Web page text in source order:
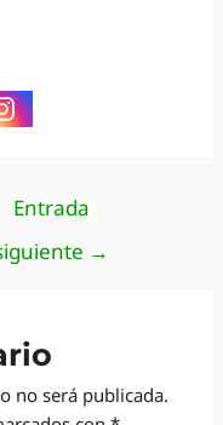
Entrada
→
no será publicada.